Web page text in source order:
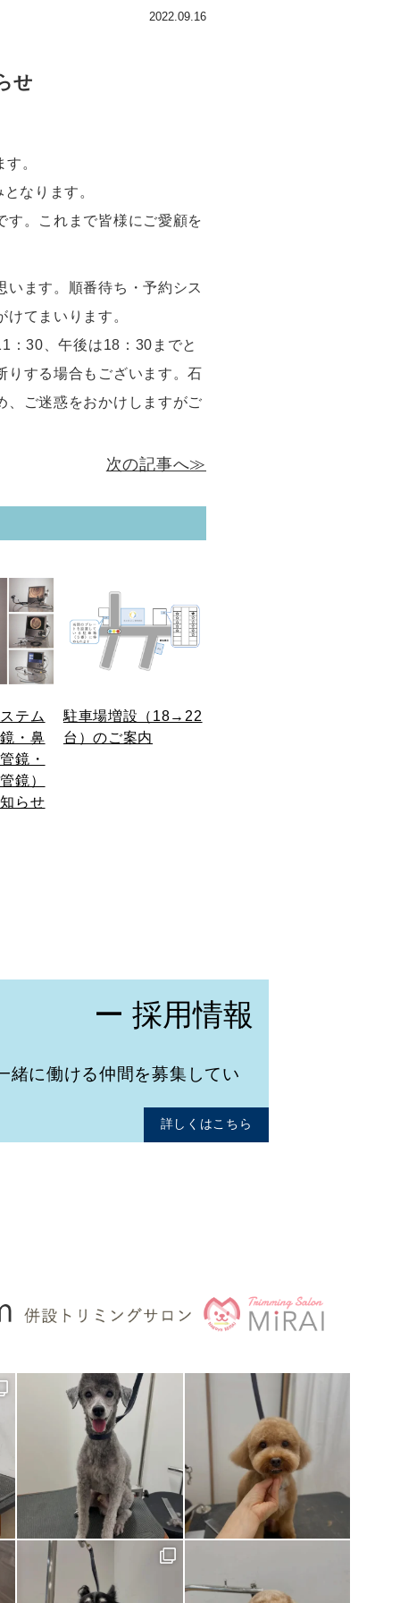
2022.09.16
せ
。
なります。
す。これまで皆様にご愛顧を
ます。順番待ち・予約シス
てまいります。
：30、午後は18：30までと
りする場合もございます。石
、ご迷惑をおかけしますがご
次の記事へ≫
テム
・鼻
鏡・
鏡）
らせ
駐車場増設（18→22
台）のご案内
ー 採用情報
緒に働ける仲間を募集してい
詳しくはこちら